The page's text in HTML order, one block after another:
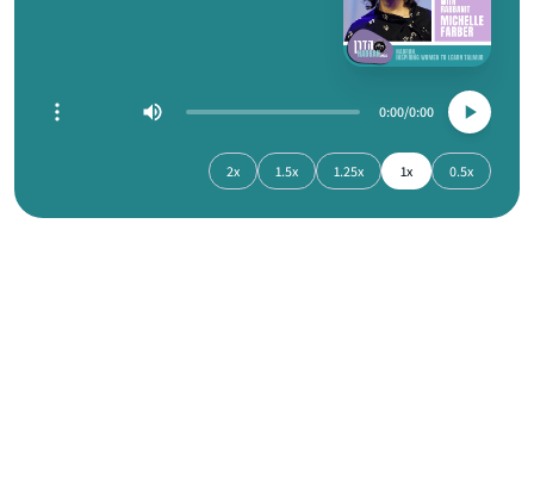
0:00
0:00
0.5x
1x
1.25x
1.5x
2x